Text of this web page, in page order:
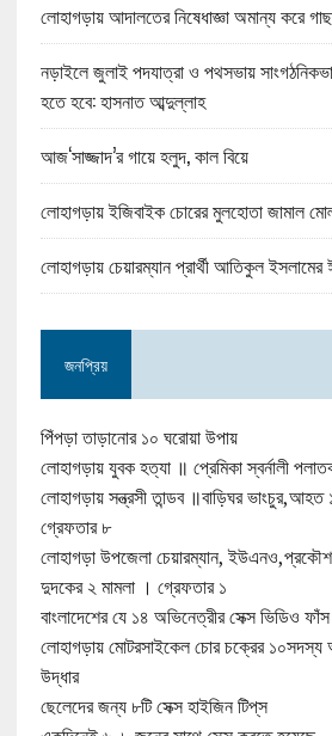
লোহাগড়ায় আদালতের নিষেধাজ্ঞা অমান্য করে
নড়াইলে জুলাই পদযাত্রা ও পথসভায়
হতে হবে: হাসনাত আব্দুল্লাহ
আজ‘সাজ্জাদ’র গায়ে হলুদ, কাল বিয়ে
লোহাগড়ায় ইজিবাইক চোরের মুলহোতা জামাল
লোহাগড়ায় চেয়ারম্যান প্রার্থী আতিকুল ইসলামের
জনপ্রিয়
পিঁপড়া তাড়ানোর ১০ ঘরোয়া উপায়
লোহাগড়ায় যুবক হত্যা ॥ প্রেমিকা স্বর্নালী
লোহাগড়ায় সন্ত্রসী তান্ডব ॥বাড়িঘর
গ্রেফতার ৮
লোহাগড়া উপজেলা চেয়ারম্যান,
দুদকের ২ মামলা । গ্রেফতার ১
বাংলাদেশের যে ১৪ অভিনেত্রীর সেক্স ভিডিও
লোহাগড়ায় মোটরসাইকেল চোর চক্রের
উদ্ধার
ছেলেদের জন্য ৮টি সেক্স হাইজিন টিপ্‌স